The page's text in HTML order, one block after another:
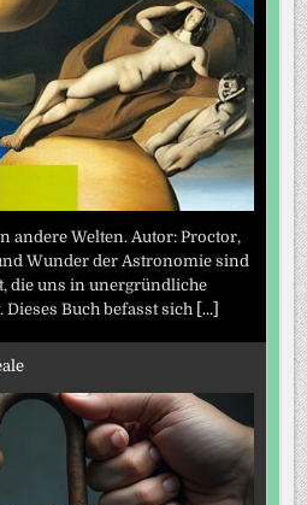
andere Welten. Autor: Proctor,
Wunder der Astronomie sind
die uns in unergründliche
Buch befasst sich [...]